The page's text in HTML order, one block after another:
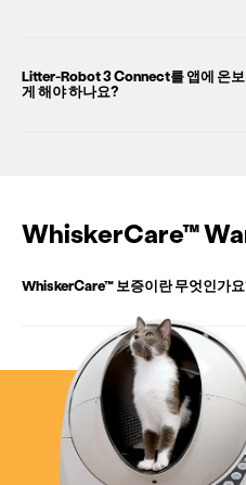
Litter-Robot 3 Connect를 앱에 온
게 해야 하나요?
WhiskerCare™
WhiskerCare™ 보증이란 무엇인가